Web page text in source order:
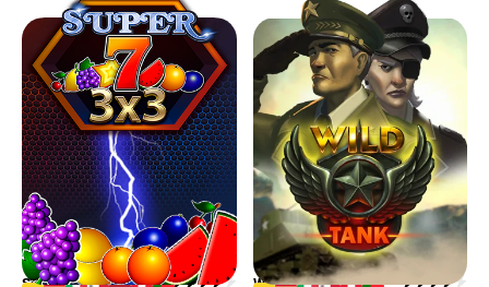
SUPER 7 3×3 WILD TANK